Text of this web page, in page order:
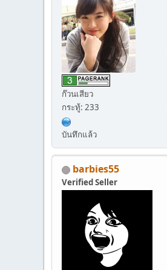
ก๊วนเสียว
กระทู้: 233
บันทึกแล้ว
barbies55
Verified Seller